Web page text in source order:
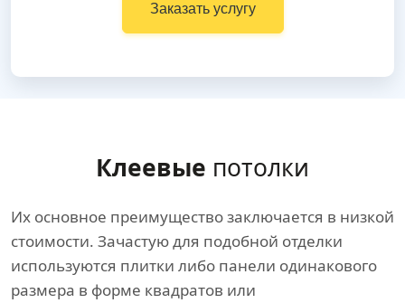
Заказать услугу
Клеевые потолки
Их основное преимущество заключается в низкой
стоимости. Зачастую для подобной отделки
используются плитки либо панели одинакового
размера в форме квадратов или